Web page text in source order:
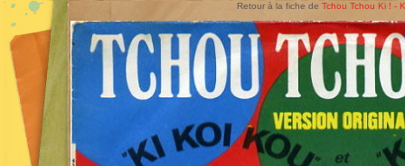
Retour à la fiche de Tchou Tchou Ki ! -